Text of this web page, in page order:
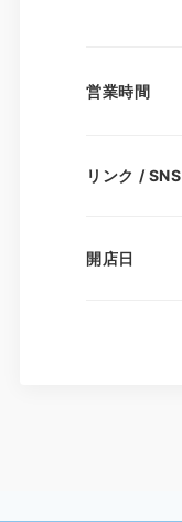
営業時間
リンク / SNS
開店日